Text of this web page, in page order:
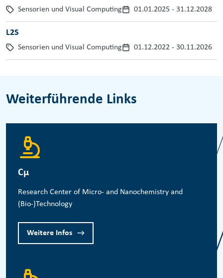
Sensorien und Visual Computing 01.01.2025 - 31.12.2028
L2S
Sensorien und Visual Computing 01.12.2022 - 30.11.2026
Weiterführende Links
Cμ
Research Center of Micro- and Nanochemistry and
(Bio-)Technology
Weitere Infos